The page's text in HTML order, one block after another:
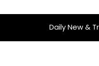
Daily New &